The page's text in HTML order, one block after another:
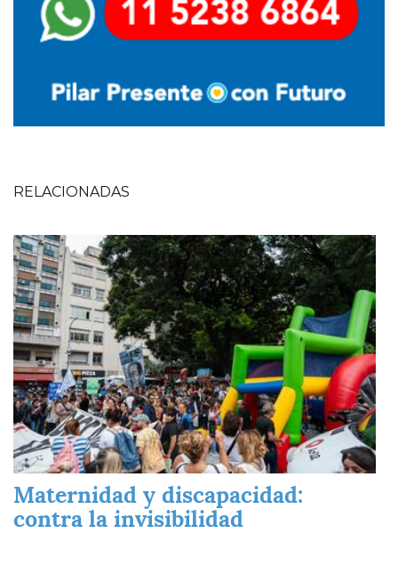
RELACIONADAS
Imagen
Maternidad y discapacidad:
contra la invisibilidad